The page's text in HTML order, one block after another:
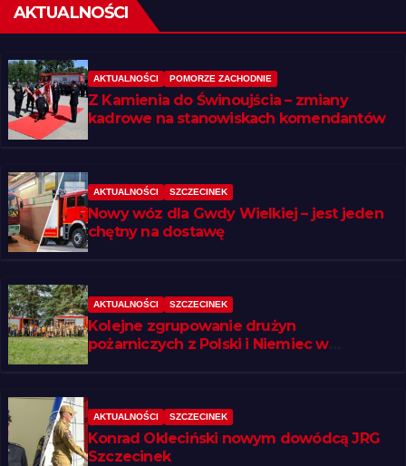
AKTUALNOŚCI
AKTUALNOŚCI POMORZE ZACHODNIE
Z Kamienia do Świnoujścia – zmiany
kadrowe na stanowiskach komendantów
AKTUALNOŚCI SZCZECINEK
Nowy wóz dla Gwdy Wielkiej – jest jeden
chętny na dostawę
AKTUALNOŚCI SZCZECINEK
Kolejne zgrupowanie drużyn
pożarniczych z Polski i Niemiec w
AKTUALNOŚCI SZCZECINEK
Konrad Okleciński nowym dowódcą JRG
Szczecinek